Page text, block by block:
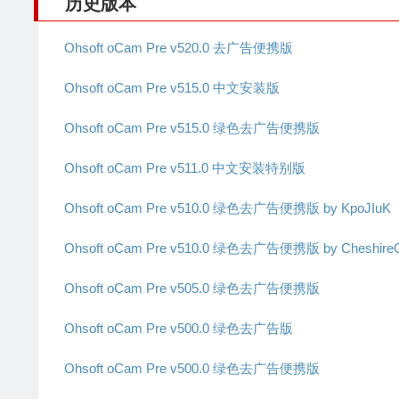
Ohsoft oCam Pre v520.0 去广告便携版
Ohsoft oCam Pre v515.0 中文安装版
Ohsoft oCam Pre v515.0 绿色去广告便携版
Ohsoft oCam Pre v511.0 中文安装特别版
Ohsoft oCam Pre v510.0 绿色去广告便携版 by KpoJIuK
Ohsoft oCam Pre v510.0 绿色去广告便携版 by
Ohsoft oCam Pre v505.0 绿色去广告便携版
Ohsoft oCam Pre v500.0 绿色去广告版
Ohsoft oCam Pre v500.0 绿色去广告便携版